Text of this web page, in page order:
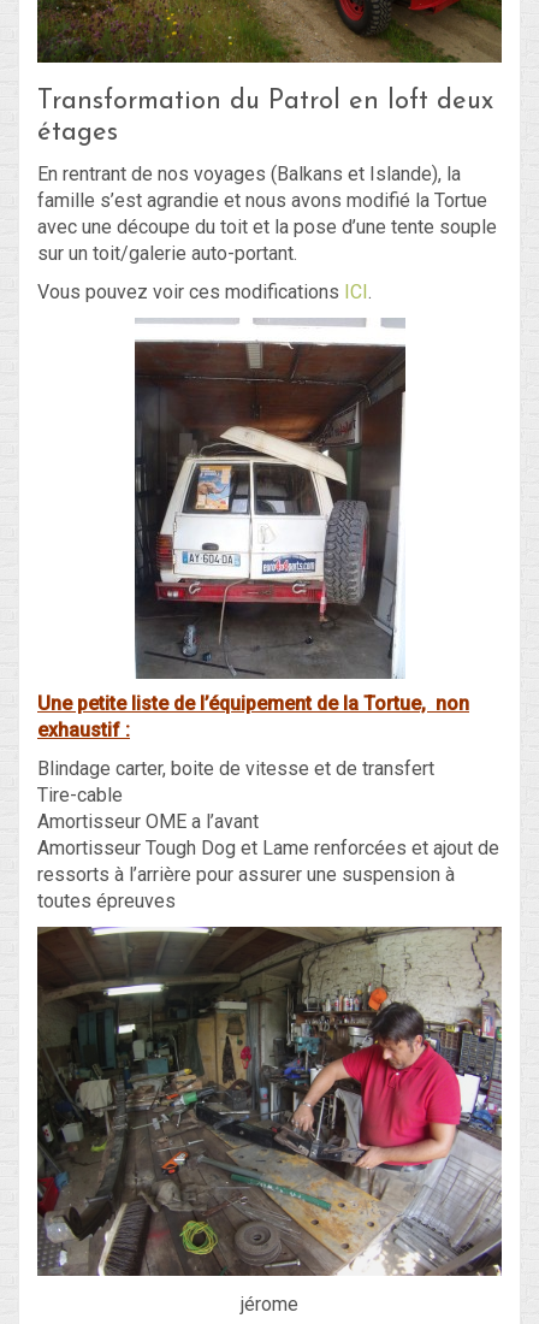
Transformation du Patrol en loft deux
étages
En rentrant de nos voyages (Balkans et Islande), la
famille s’est agrandie et nous avons modifié la Tortue
avec une découpe du toit et la pose d’une tente souple
sur un toit/galerie auto-portant.
Vous pouvez voir ces modifications ICI .
Une petite liste de l’équipement de la Tortue, non
exhaustif :
Blindage carter, boite de vitesse et de transfert
Tire-cable
Amortisseur OME a l’avant
Amortisseur Tough Dog et Lame renforcées et ajout de
ressorts à l’arrière pour assurer une suspension à
toutes épreuves
jérome